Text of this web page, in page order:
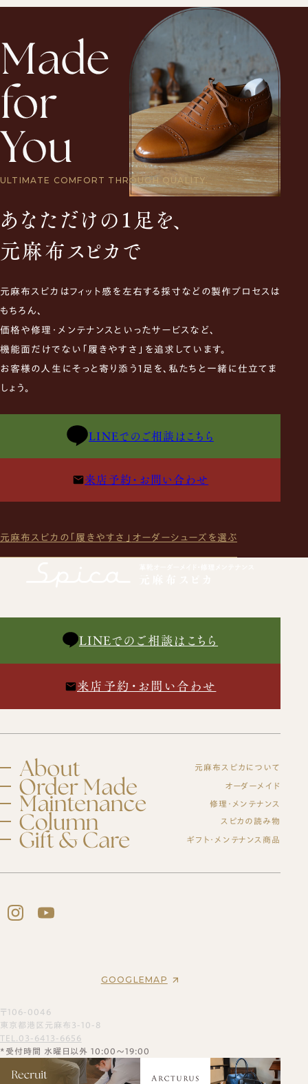
ULTIMATE COMFORT THROUGH QUALITY.
あなただけの1足を、
元麻布スピカで
元麻布スピカはフィット感を左右する採寸などの製作プロセスは
もちろん、
価格や修理・メンテナンスといったサービスなど、
機能面だけでない「履きやすさ」を追求しています。
お客様の人生にそっと寄り添う1足を、私たちと一緒に仕立てま
しょう。
LINEでのご相談はこちら
来店予約・お問い合わせ
元麻布スピカの「履きやすさ」 オーダーシューズを選ぶ
LINEでのご相談はこちら
来店予約・お問い合わせ
元麻布スピカについて
スピカとは？
元麻布スピカの「履きやすさ」とは
工房紹介
よくある質問
オーダーメイド
初めての方へ
オーダーシューズ製作の流れ
オーダーメイド事例
プレミアムラストオーダーシューズ
名刺入れ
カードケース
修理・メンテナンス
修理・メンテナンスサービス
紳士靴
ブーツのクリーニング＆保管サービス
スピカの読み物
ブログ
革靴について
バッグ
ギフト・メンテナンス商品
ギフトチケット
お買い物かご
〒106-0046
東京都港区元麻布3-10-8
GOOGLEMAP
TEL.03-6413-6656
*受付時間 水曜日以外 10:00～19:00